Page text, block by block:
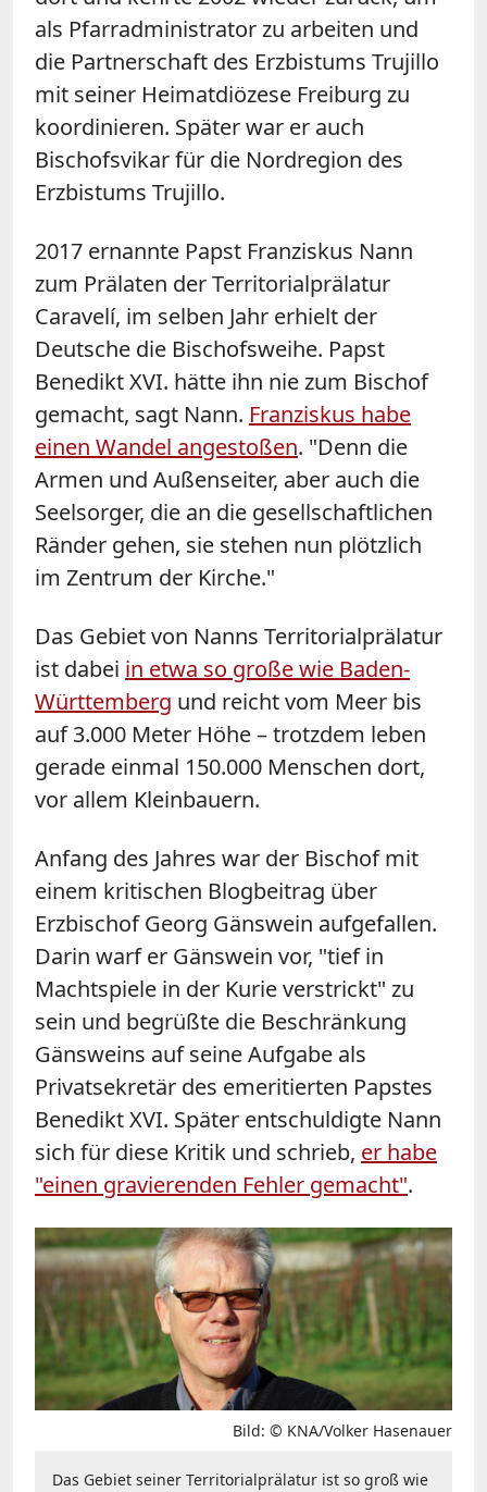
als Pfarradministrator zu arbeiten und
die Partnerschaft des Erzbistums Trujillo
mit seiner Heimatdiözese Freiburg zu
koordinieren. Später war er auch
Bischofsvikar für die Nordregion des
Erzbistums Trujillo.
2017 ernannte Papst Franziskus Nann
zum Prälaten der Territorialprälatur
Caravelí, im selben Jahr erhielt der
Deutsche die Bischofsweihe. Papst
Benedikt XVI. hätte ihn nie zum Bischof
gemacht, sagt Nann. Franziskus habe
einen Wandel angestoßen. "Denn die
Armen und Außenseiter, aber auch die
Seelsorger, die an die gesellschaftlichen
Ränder gehen, sie stehen nun plötzlich
im Zentrum der Kirche."
Das Gebiet von Nanns Territorialprälatur
ist dabei in etwa so große wie Baden-
Württemberg und reicht vom Meer bis
auf 3.000 Meter Höhe – trotzdem leben
gerade einmal 150.000 Menschen dort,
vor allem Kleinbauern.
Anfang des Jahres war der Bischof mit
einem kritischen Blogbeitrag über
Erzbischof Georg Gänswein aufgefallen.
Darin warf er Gänswein vor, "tief in
Machtspiele in der Kurie verstrickt" zu
sein und begrüßte die Beschränkung
Gänsweins auf seine Aufgabe als
Privatsekretär des emeritierten Papstes
Benedikt XVI. Später entschuldigte Nann
sich für diese Kritik und schrieb, er habe
"einen gravierenden Fehler gemacht".
Bild: © KNA/Volker Hasenauer
Das Gebiet seiner Territorialprälatur ist so groß wie